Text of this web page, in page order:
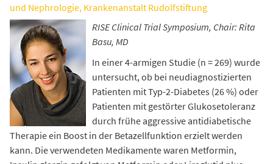
und Nephrologie, Krankenanstalt Rudolfstiftung
RISE Clinical Trial Symposium, Chair: Rita
Basu, MD
In einer 4-armigen Studie (n = 269) wurde
untersucht, ob bei neudiagnostizierten
Patienten mit Typ-2-Diabetes (26 %) oder
Patienten mit gestörter Glukosetoleranz
durch frühe aggressive antidiabetische
Therapie ein Boost in der Betazellfunktion erzielt werden
kann. Die verwendeten Medikamente waren Metformin,